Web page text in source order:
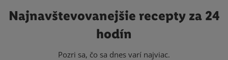
Najnavštevovanejšie recepty za 24
hodín
Pozri sa, čo sa dnes varí najviac.